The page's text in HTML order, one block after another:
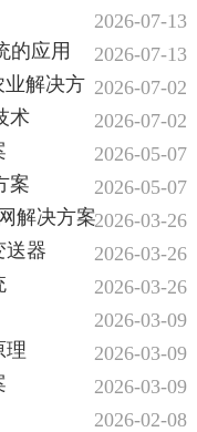
2026-07-13
2026-07-13
的应用
2026-07-02
业解决方
2026-07-02
术
2026-05-07
2026-05-07
案
2026-03-26
解决方案
2026-03-26
送器
2026-03-26
2026-03-09
2026-03-09
理
2026-03-09
2026-02-08